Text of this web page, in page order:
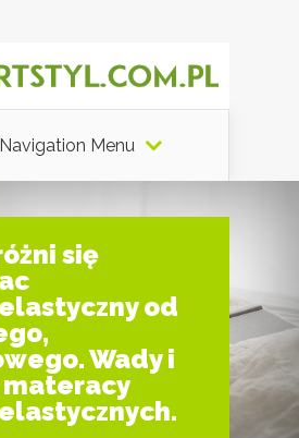
Navigation Menu
się
od
Wady i